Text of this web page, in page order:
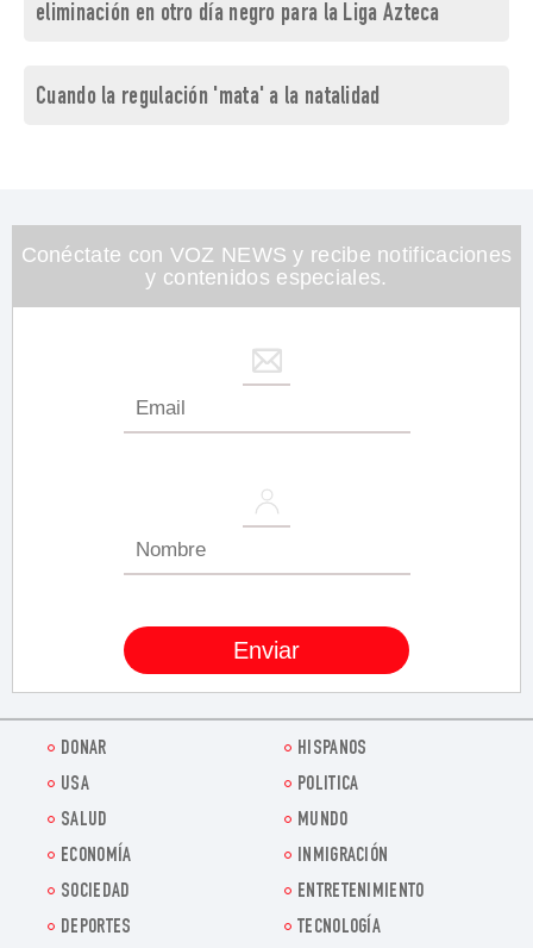
eliminación en otro día negro para la Liga Azteca
Cuando la regulación 'mata' a la natalidad
Conéctate con VOZ NEWS y recibe notificaciones
y contenidos especiales.
DONAR
HISPANOS
USA
POLITICA
SALUD
MUNDO
ECONOMÍA
INMIGRACIÓN
SOCIEDAD
ENTRETENIMIENTO
DEPORTES
TECNOLOGÍA